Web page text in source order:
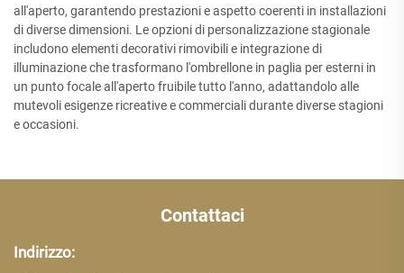
all'aperto, garantendo prestazioni e aspetto coerenti in installazioni
di diverse dimensioni. Le opzioni di personalizzazione stagionale
includono elementi decorativi rimovibili e integrazione di
illuminazione che trasformano l'ombrellone in paglia per esterni in
un punto focale all'aperto fruibile tutto l'anno, adattandolo alle
mutevoli esigenze ricreative e commerciali durante diverse stagioni
e occasioni.
Contattaci
Indirizzo: